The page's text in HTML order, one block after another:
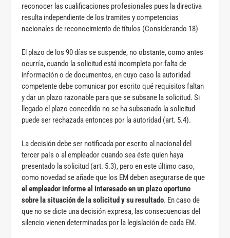
reconocer las cualificaciones profesionales pues la directiva
resulta independiente de los tramites y competencias
nacionales de reconocimiento de títulos (Considerando 18)
El plazo de los 90 días se suspende, no obstante, como antes
ocurría, cuando la solicitud está incompleta por falta de
información o de documentos, en cuyo caso la autoridad
competente debe comunicar por escrito qué requisitos faltan
y dar un plazo razonable para que se subsane la solicitud. Si
llegado el plazo concedido no se ha subsanado la solicitud
puede ser rechazada entonces por la autoridad (art. 5.4).
La decisión debe ser notificada por escrito al nacional del
tercer país o al empleador cuando sea éste quien haya
presentado la solicitud (art. 5.3), pero en este último caso,
como novedad se añade que los EM deben asegurarse de que
el empleador informe al interesado en un plazo oportuno
sobre la situación de la solicitud y su resultado. En caso de
que no se dicte una decisión expresa, las consecuencias del
silencio vienen determinadas por la legislación de cada EM.